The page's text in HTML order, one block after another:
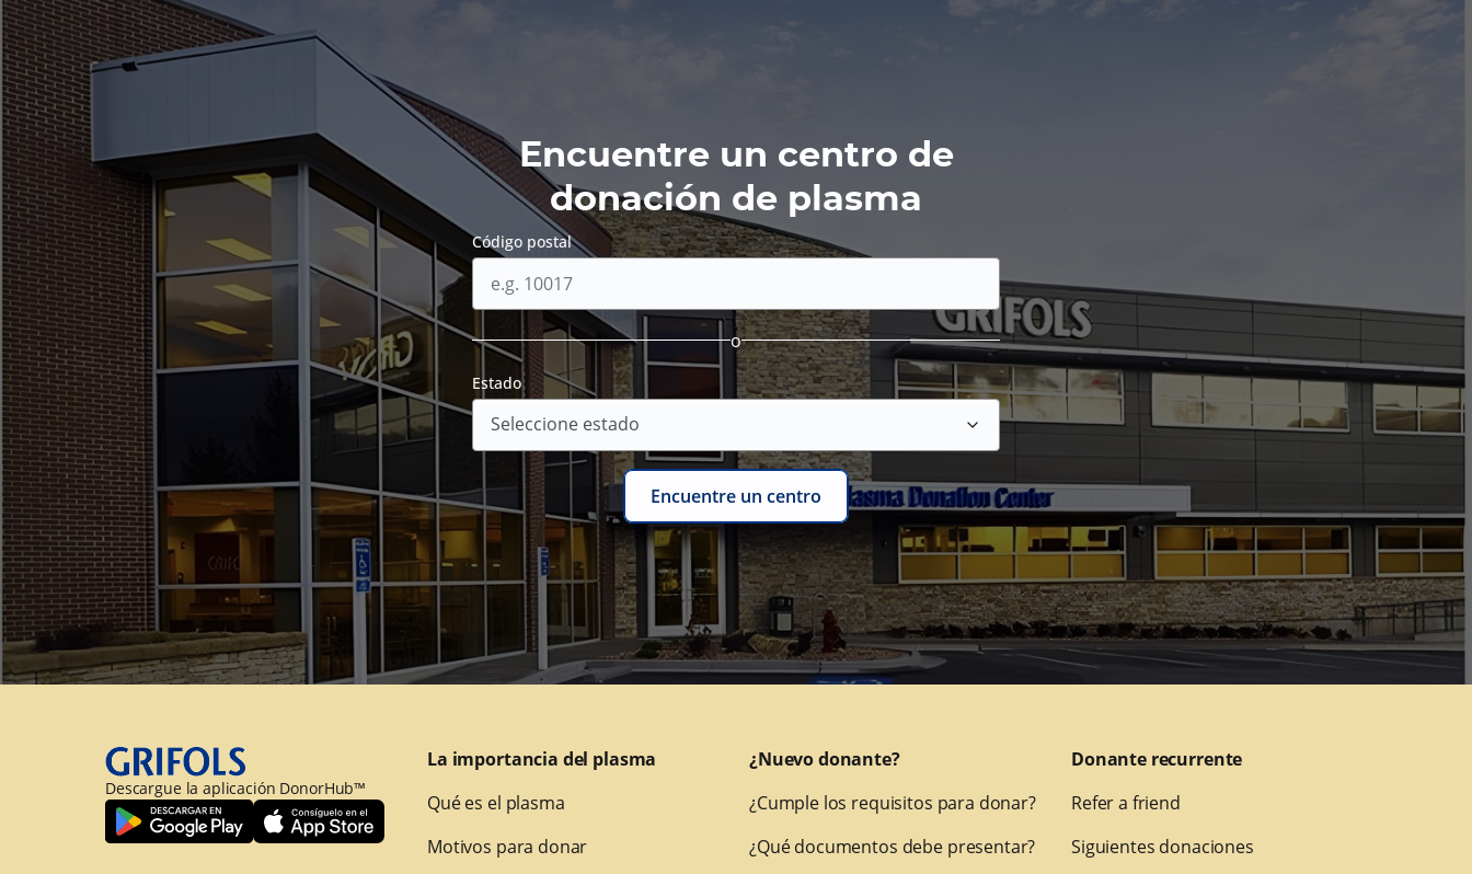
Encuentre un centro de
donación de plasma
Código postal
o
Estado
Encuentre un centro
Descargue la aplicación DonorHub™
La importancia del plasma
Qué es el plasma
Motivos para donar
¿Nuevo donante?
¿Cumple los requisitos para donar?
¿Qué documentos debe presentar?
Donante recurrente
Refer a friend
Siguientes donaciones